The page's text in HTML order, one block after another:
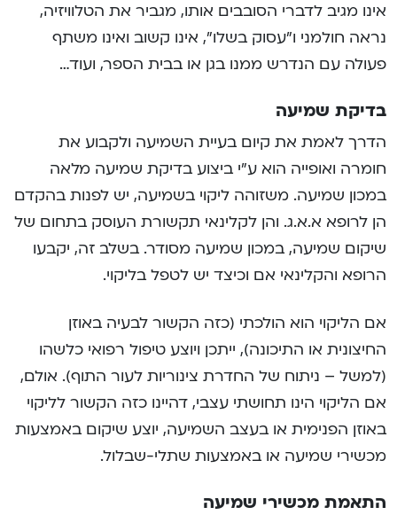
אינו מגיב לדברי הסובבים אותו, מגביר את הטלוויזיה,
נראה חולמני ו”עסוק בשלו”, אינו קשוב ואינו משתף
פעולה עם הנדרש ממנו בגן או בבית הספר, ועוד…
בדיקת שמיעה
הדרך לאמת את קיום בעיית השמיעה ולקבוע את
חומרה ואופייה הוא ע”י ביצוע בדיקת שמיעה מלאה
במכון שמיעה. משזוהה ליקוי בשמיעה, יש לפנות בהקדם
הן לרופא א.א.ג. והן לקלינאי תקשורת העוסק בתחום של
שיקום שמיעה, במכון שמיעה מסודר. בשלב זה, יקבעו
הרופא והקלינאי אם וכיצד יש לטפל בליקוי.
אם הליקוי הוא הולכתי (כזה הקשור לבעיה באוזן
החיצונית או התיכונה), ייתכן ויוצע טיפול רפואי כלשהו
(למשל – ניתוח של החדרת צינוריות לעור התוף). אולם,
אם הליקוי הינו תחושתי עצבי, דהיינו כזה הקשור לליקוי
באוזן הפנימית או בעצב השמיעה, יוצע שיקום באמצעות
מכשירי שמיעה או באמצעות שתלי-שבלול.
התאמת מכשירי שמיעה